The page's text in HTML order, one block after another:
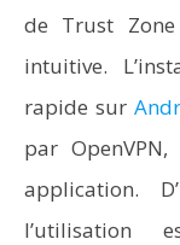
de Trust
intuitive.
rapide sur
par
application.
l’utilisation